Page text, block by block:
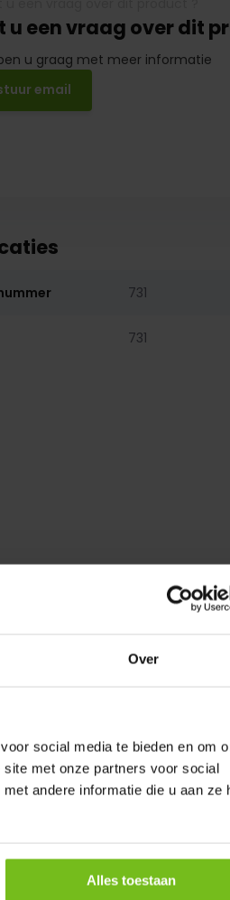
Over
social media te bieden en om
met onze partners voor social
andere informatie die u aan ze
Alles toestaan
u een vraag over dit
u graag met meer informatie
email
731
731